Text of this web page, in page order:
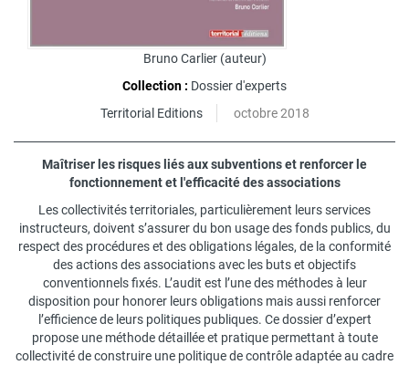
Bruno Carlier(auteur)
Collection : Dossier d'experts
Territorial Editions
octobre 2018
Maîtriser les risques liés aux subventions et renforcer le
fonctionnement et l'efficacité des associations
Les collectivités territoriales, particulièrement leurs services
instructeurs, doivent s’assurer du bon usage des fonds publics, du
respect des procédures et des obligations légales, de la conformité
des actions des associations avec les buts et objectifs
conventionnels fixés. L’audit est l’une des méthodes à leur
disposition pour honorer leurs obligations mais aussi renforcer
l’efficience de leurs politiques publiques. Ce dossier d’expert
propose une méthode détaillée et pratique permettant à toute
collectivité de construire une politique de contrôle adaptée au cadre